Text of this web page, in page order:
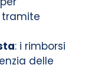
: i rimborsi
delle